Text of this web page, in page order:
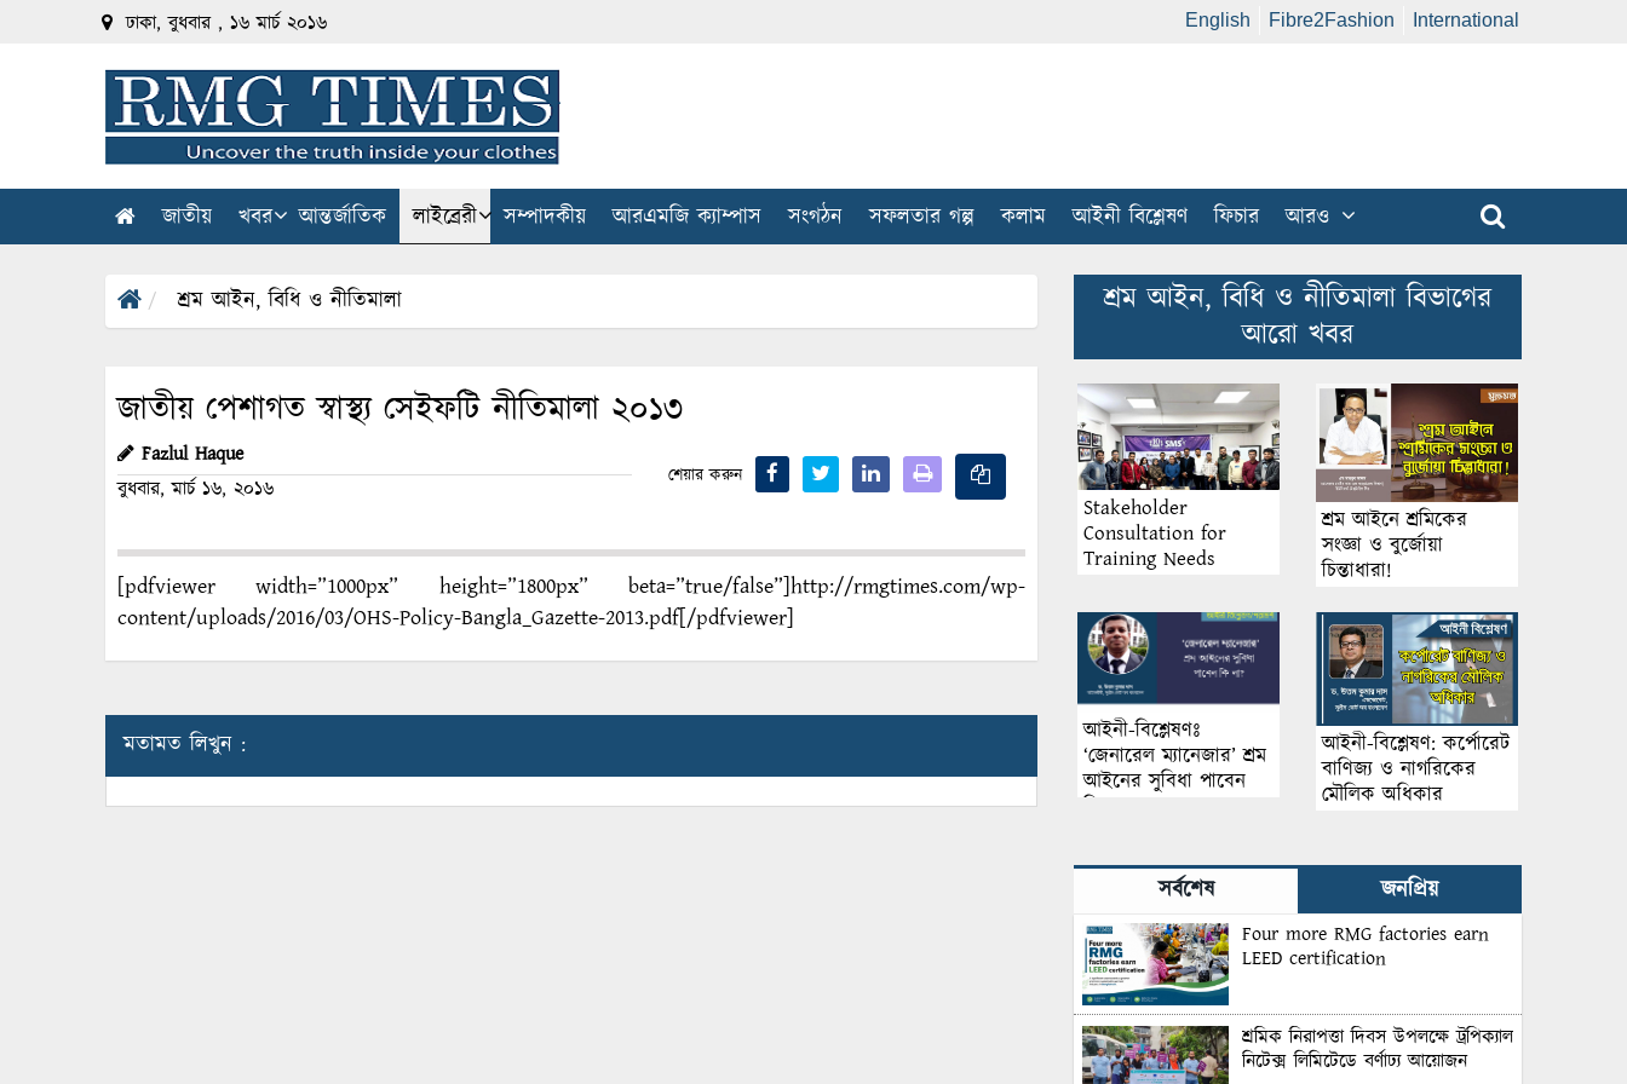
ঢাকা, বুধবার , ১৬ মার্চ ২০১৬ English Fibre2Fashion International
জাতীয় খবর আন্তর্জাতিক লাইব্রেরী সম্পাদকীয় আরএমজি ক্যাম্পাস সংগঠন সফলতার গল্প কলাম আইনী বিশ্লেষণ ফিচার আরও
শ্রম আইন, বিধি ও নীতিমালা
জাতীয় পেশাগত স্বাস্থ্য সেইফটি নীতিমালা ২০১৩
Fazlul Haque
বুধবার, মার্চ ১৬, ২০১৬
শেয়ার করুন
[pdfviewer width=”1000px” height=”1800px” beta=”true/false”]http://rmgtimes.com/wp-
content/uploads/2016/03/OHS-Policy-Bangla_Gazette-2013.pdf[/pdfviewer]
মতামত লিখুন :
শ্রম আইন, বিধি ও নীতিমালা বিভাগের
আরো খবর
Stakeholder
Consultation for
Training Needs
Held in Dhaka by
Sustainable
Management System
Inc.
শ্রম আইনে শ্রমিকের
সংজ্ঞা ও বুর্জোয়া
চিন্তাধারা!
আইনী-বিশ্লেষণঃ
‘জেনারেল ম্যানেজার’ শ্রম
আইনের সুবিধা পাবেন
কি?
আইনী-বিশ্লেষণ: কর্পোরেট
বাণিজ্য ও নাগরিকের
মৌলিক অধিকার
সর্বশেষ জনপ্রিয়
Four more RMG factories earn
LEED certification
শ্রমিক নিরাপত্তা দিবস উপলক্ষে ট্রপিক্যাল
নিটেক্স লিমিটেডে বর্ণাঢ্য আয়োজন